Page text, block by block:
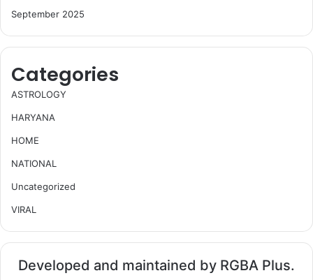
September 2025
Categories
ASTROLOGY
HARYANA
HOME
NATIONAL
Uncategorized
VIRAL
Developed and maintained by RGBA Plus.